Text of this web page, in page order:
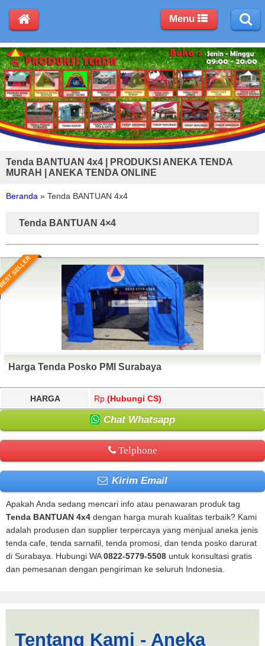
Tenda BANTUAN 4x4 | PRODUKSI ANEKA TENDA
MURAH | ANEKA TENDA ONLINE
Beranda » Tenda BANTUAN 4x4
Tenda BANTUAN 4×4
SELLER
Harga Tenda Posko PMI Surabaya
HARGA Rp. (Hubungi CS)
Chat Whatsapp
Telphone
Kirim Email
Apakah Anda sedang mencari info atau penawaran produk tag
Tenda BANTUAN 4x4 dengan harga murah kualitas terbaik? Kami
adalah produsen dan supplier terpercaya yang menjual aneka jenis
tenda cafe, tenda sarnafil, tenda promosi, dan tenda posko darurat
di Surabaya. Hubungi WA0822-5779-5508 untuk konsultasi gratis
dan pemesanan dengan pengiriman ke seluruh Indonesia.
Tentang Kami - Aneka
Menu